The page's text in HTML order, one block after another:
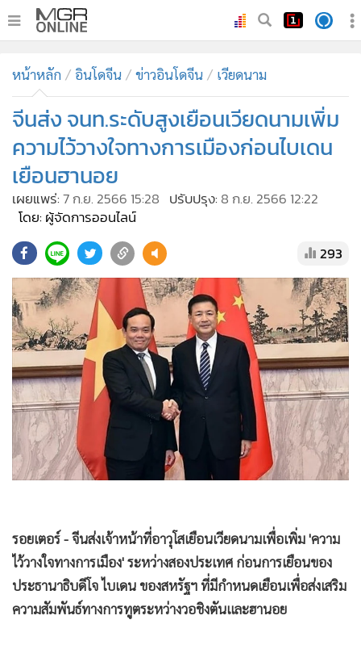
ทันเหตุการณ์
• ภาคใต้
ภูมิภาค
Online Section
• บันเทิง
ผู้จัดการรายวัน
• ละคร
•
CbizReview
• Cyber BIZ
• ผู้จัดกวน
Good health & Well-being
• Green Innovation & SD
• Management & HR
MGR Live
• Infographic
• กีฬา
• ต่างประเทศ
• Special Scoop
• เศรษฐกิจ-ธุรกิจ
หน้าหลัก อินโดจีน ข่าวอินโดจีน เวียดนาม
จีนส่ง จนท.ระดับสูงเยือนเวียดนามเพิ่ม
ความไว้วางใจทางการเมืองก่อนไบเดน
เยือนฮานอย
เผยแพร่:7 ก.ย. 2566 15:28 ปรับปรุง: 8 ก.ย. 2566 12:22
โดย: ผู้จัดการออนไลน์
293
รอยเตอร์ - จีนส่งเจ้าหน้าที่อาวุโสเยือนเวียดนามเพื่อเพิ่ม 'ความ
ไว้วางใจทางการเมือง' ระหว่างสองประเทศ ก่อนการเยือนของ
ประธานาธิบดีโจ ไบเดน ของสหรัฐฯ ที่มีกำหนดเยือนเพื่อส่งเสริม
ความสัมพันธ์ทางการทูตระหว่างวอชิงตันและฮานอย